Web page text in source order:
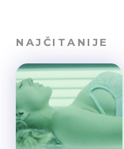
NAJČITANIJE